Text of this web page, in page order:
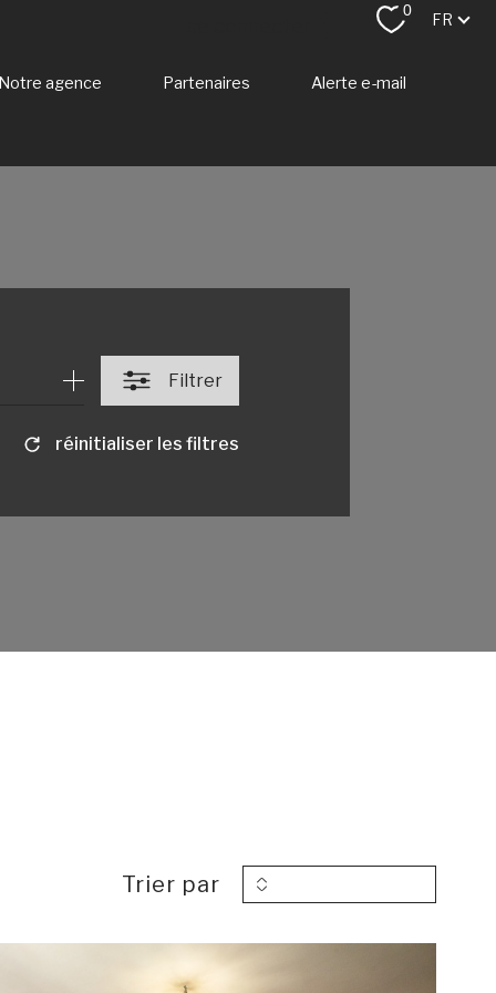
0 FR
Notre agence Partenaires Alerte e-mail
Filtrer
réinitialiser les filtres
Trier par